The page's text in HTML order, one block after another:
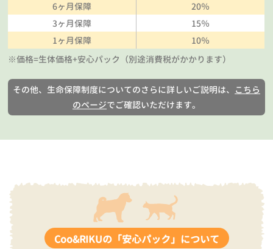
6ヶ月保障
20％
3ヶ月保障
15％
1ヶ月保障
10％
※価格=生体価格+安心パック（別途消費税がかかります）
その他、生命保障制度についてのさらに詳しいご説明は、 こちら
のページでご確認いただけます。
Coo&RIKUの「安心パック」について